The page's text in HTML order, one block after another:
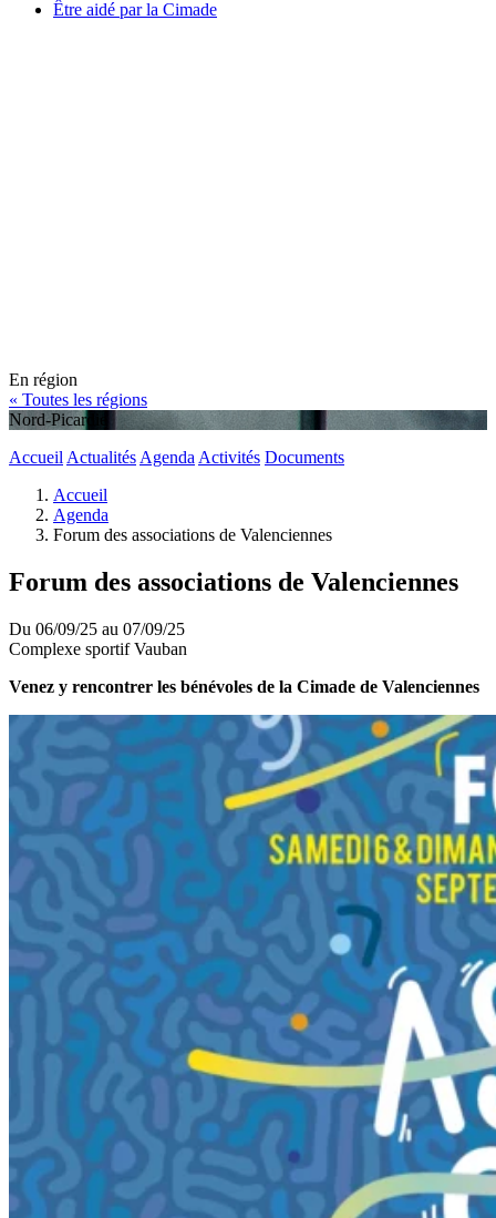
Être aidé par la Cimade
En région
« Toutes les régions
Nord-Picardie
Accueil Actualités Agenda Activités Documents
Accueil
Agenda
Forum des associations de Valenciennes
Forum des associations de Valenciennes
Du 06/09/25 au 07/09/25
Complexe sportif Vauban
Venez y rencontrer les bénévoles de la Cimade de Valenciennes